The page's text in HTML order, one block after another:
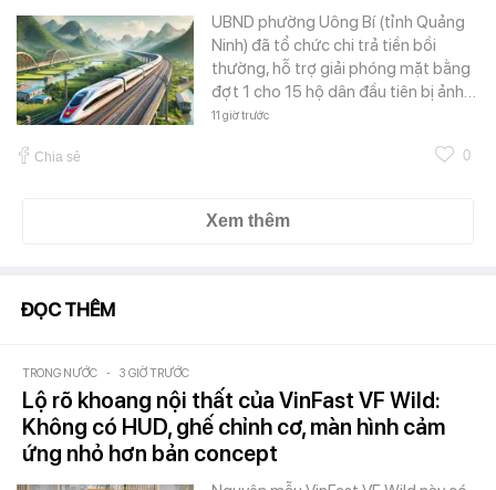
UBND phường Uông Bí (tỉnh Quảng
Ninh) đã tổ chức chi trả tiền bồi
thường, hỗ trợ giải phóng mặt bằng
đợt 1 cho 15 hộ dân đầu tiên bị ảnh…
11 giờ trước
Chia sẻ 0
Xem thêm
ĐỌC THÊM
TRONG NƯỚC - 3 GIỜ TRƯỚC
Lộ rõ khoang nội thất của VinFast VF Wild:
Không có HUD, ghế chỉnh cơ, màn hình cảm
ứng nhỏ hơn bản concept